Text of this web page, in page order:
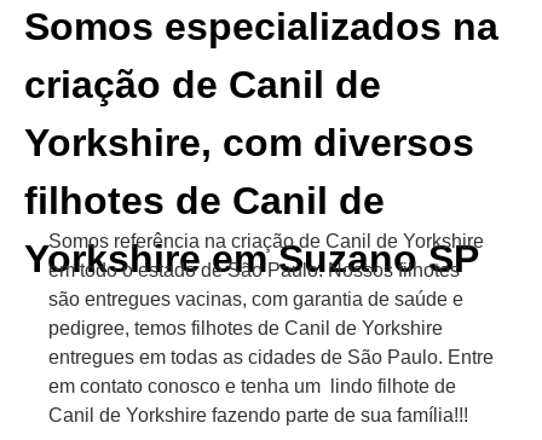
Somos especializados na
criação de Canil de
Yorkshire, com diversos
filhotes de Canil de
Yorkshire em Suzano SP
Somos referência na criação de Canil de Yorkshire
em todo o estado de São Paulo. Nossos filhotes
são entregues vacinas, com garantia de saúde e
pedigree, temos filhotes de Canil de Yorkshire
entregues em todas as cidades de São Paulo. Entre
em contato conosco e tenha um lindo filhote de
Canil de Yorkshire fazendo parte de sua família!!!